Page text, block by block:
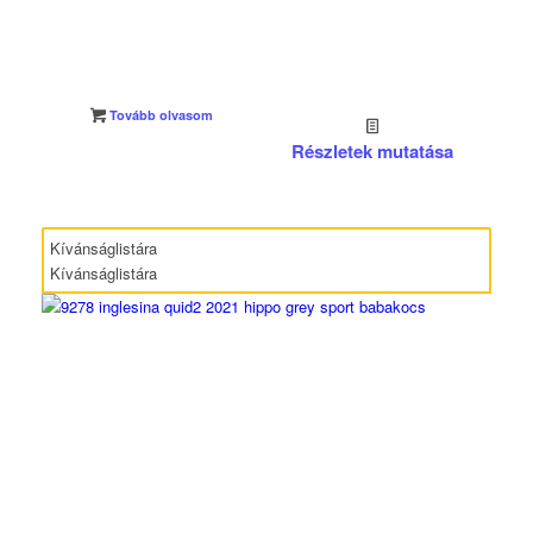
Tovább olvasom
Részletek mutatása
Kívánságlistára
Kívánságlistára